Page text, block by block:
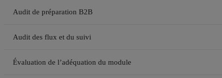
Audit de préparation B2B
Audit des flux et du suivi
Évaluation de l’adéquation du module